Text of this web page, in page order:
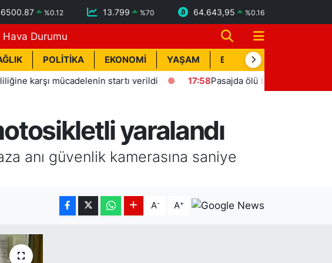
6500.87 %0.12 13.799 %70 64.643,95 %0.16
Hava Durumu
POLİTİKA EKONOMİ YAŞAM BİK İLAN
mücadelenin startı verildi 17:58 Pasajda ölü bulunan Eyüp Can
yaralandı
anı güvenlik kamerasına saniye
A- A+